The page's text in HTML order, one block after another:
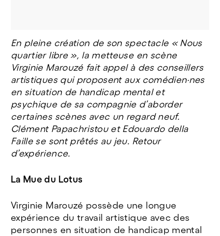
En pleine création de son spectacle « Nous
quartier libre », la metteuse en scène
Virginie Marouzé fait appel à des conseillers
artistiques qui proposent aux comédien·nes
en situation de handicap mental et
psychique de sa compagnie d’aborder
certaines scènes avec un regard neuf.
Clément Papachristou et Edouardo della
Faille se sont prêtés au jeu. Retour
d’expérience.
La Mue du Lotus
Virginie Marouzé possède une longue
expérience du travail artistique avec des
personnes en situation de handicap mental